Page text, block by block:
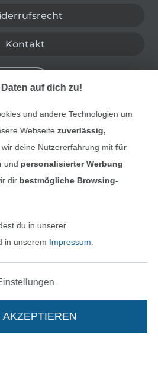
Kontakt
inkl. der gesetzl. MwSt.
Inspiration
Nederlands
In den niederländischen
(France)
In den
auf dich zu!
und andere Technologien um
Webseite zuverlässig,
deine Nutzererfahrung mitfür
und personalisierter Werbung
dir bestmögliche Browsing-
du in unserer
in unserem Impressum
AKZEPTIEREN